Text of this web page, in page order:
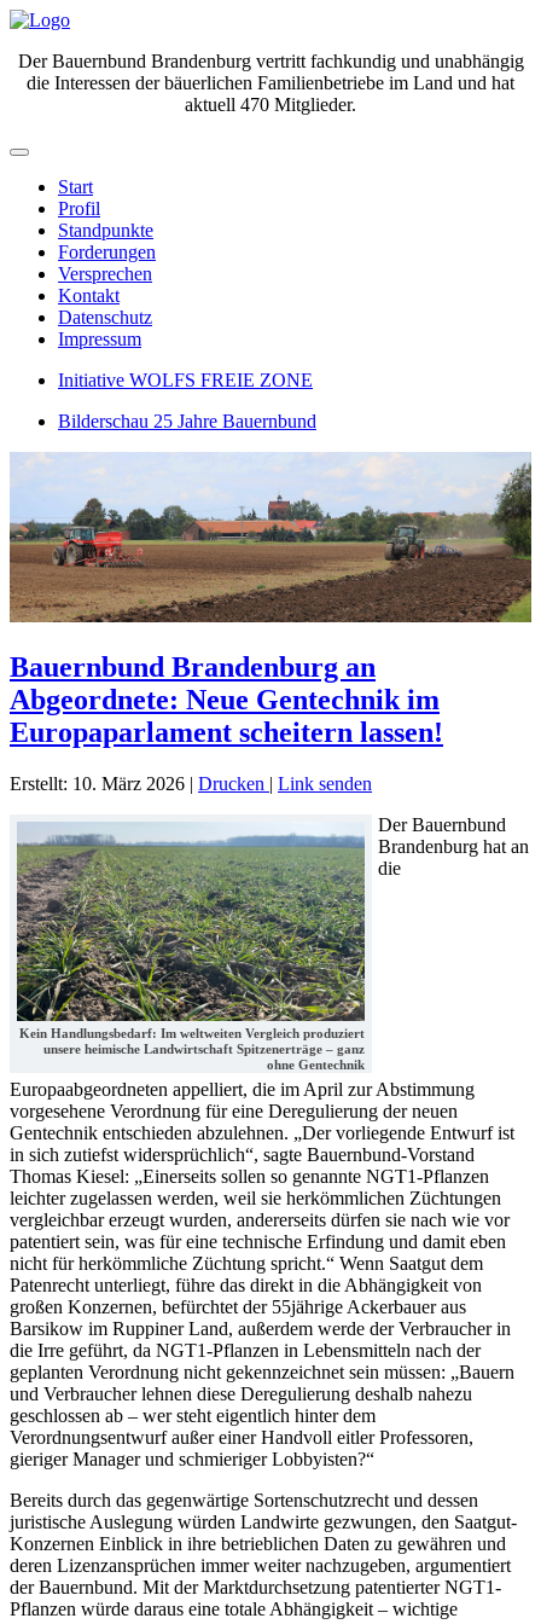
Der Bauernbund Brandenburg vertritt fachkundig und unabhängig
die Interessen der bäuerlichen Familienbetriebe im Land und hat
aktuell 470 Mitglieder.
Start
Profil
Standpunkte
Forderungen
Versprechen
Kontakt
Datenschutz
Impressum
Initiative WOLFS FREIE ZONE
Bilderschau 25 Jahre Bauernbund
Bauernbund Brandenburg an
Abgeordnete: Neue Gentechnik im
Europaparlament scheitern lassen!
Erstellt: 10. März 2026 | Drucken | Link senden
Kein Handlungsbedarf: Im weltweiten Vergleich produziert
unsere heimische Landwirtschaft Spitzenerträge – ganz
ohne Gentechnik
Der Bauernbund
Brandenburg hat an
die
Europaabgeordneten appelliert, die im April zur Abstimmung
vorgesehene Verordnung für eine Deregulierung der neuen
Gentechnik entschieden abzulehnen. „Der vorliegende Entwurf ist
in sich zutiefst widersprüchlich“, sagte Bauernbund-Vorstand
Thomas Kiesel: „Einerseits sollen so genannte NGT1-Pflanzen
leichter zugelassen werden, weil sie herkömmlichen Züchtungen
vergleichbar erzeugt wurden, andererseits dürfen sie nach wie vor
patentiert sein, was für eine technische Erfindung und damit eben
nicht für herkömmliche Züchtung spricht.“ Wenn Saatgut dem
Patenrecht unterliegt, führe das direkt in die Abhängigkeit von
großen Konzernen, befürchtet der 55jährige Ackerbauer aus
Barsikow im Ruppiner Land, außerdem werde der Verbraucher in
die Irre geführt, da NGT1-Pflanzen in Lebensmitteln nach der
geplanten Verordnung nicht gekennzeichnet sein müssen: „Bauern
und Verbraucher lehnen diese Deregulierung deshalb nahezu
geschlossen ab – wer steht eigentlich hinter dem
Verordnungsentwurf außer einer Handvoll eitler Professoren,
gieriger Manager und schmieriger Lobbyisten?“
Bereits durch das gegenwärtige Sortenschutzrecht und dessen
juristische Auslegung würden Landwirte gezwungen, den Saatgut-
Konzernen Einblick in ihre betrieblichen Daten zu gewähren und
deren Lizenzansprüchen immer weiter nachzugeben, argumentiert
der Bauernbund. Mit der Marktdurchsetzung patentierter NGT1-
Pflanzen würde daraus eine totale Abhängigkeit – wichtige